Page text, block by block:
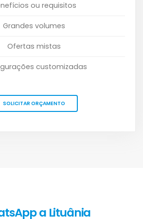
ou requisitos
Grandes volumes
Ofertas mistas
customizadas
SOLICITAR ORÇAMENTO
a Lituânia